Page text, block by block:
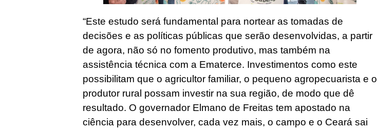
“Este estudo será fundamental para nortear as tomadas de
decisões e as políticas públicas que serão desenvolvidas, a partir
de agora, não só no fomento produtivo, mas também na
assistência técnica com a Ematerce. Investimentos como este
possibilitam que o agricultor familiar, o pequeno agropecuarista e o
produtor rural possam investir na sua região, de modo que dê
resultado. O governador Elmano de Freitas tem apostado na
ciência para desenvolver, cada vez mais, o campo e o Ceará sai